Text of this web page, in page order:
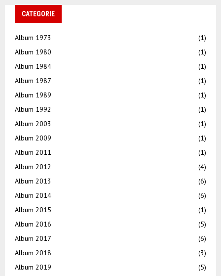
CATEGORIE
Album 1973
(1)
Album 1980
(1)
Album 1984
(1)
Album 1987
(1)
Album 1989
(1)
Album 1992
(1)
Album 2003
(1)
Album 2009
(1)
Album 2011
(1)
Album 2012
(4)
Album 2013
(6)
Album 2014
(6)
Album 2015
(1)
Album 2016
(5)
Album 2017
(6)
Album 2018
(3)
Album 2019
(5)